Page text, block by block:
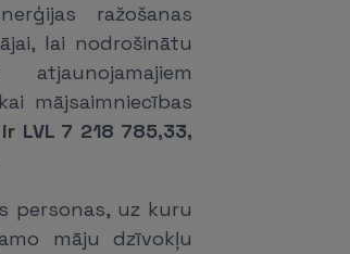
ražošanas
lai nodrošinātu
mājsaimniecības
LVL 7 218 785,33,
personas, uz kuru
māju dzīvokļu